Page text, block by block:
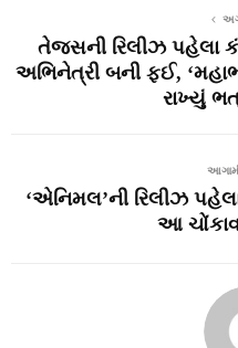
તેજસની રિલીઝ પહેલા
અભિનેત્રી બની ફઈ,
રાખ્યું
‘એનિમલ’ની રિલીઝ
આ